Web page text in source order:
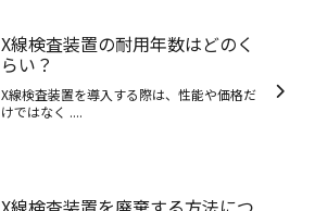
X線検査装置の耐用年数はどのく
らい？
X線検査装置を導入する際は、性能や価格だ
けではなく ....